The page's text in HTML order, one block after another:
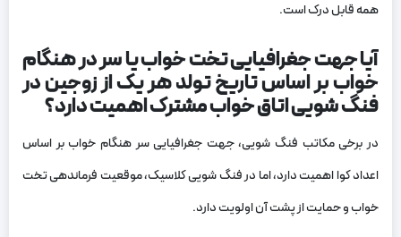
همه قابل درک است.
آیا جهت جغرافیایی تخت خواب یا سر در هنگام
خواب بر اساس تاریخ تولد هر یک از زوجین در
فنگ شویی اتاق خواب مشترک اهمیت دارد؟
در برخی مکاتب فنگ شویی، جهت جغرافیایی سر هنگام خواب بر اساس
اعداد کوا اهمیت دارد، اما در فنگ شویی کلاسیک، موقعیت فرماندهی تخت
خواب و حمایت از پشت آن اولویت دارد.